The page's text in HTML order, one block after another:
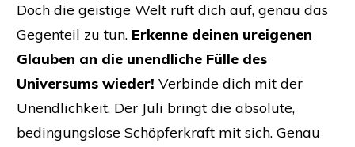
Doch die geistige Welt ruft dich auf, genau das
Gegenteil zu tun. Erkenne deinen ureigenen
Glauben an die unendliche Fülle des
Universums wieder! Verbinde dich mit der
Unendlichkeit. Der Juli bringt die absolute,
bedingungslose Schöpferkraft mit sich. Genau